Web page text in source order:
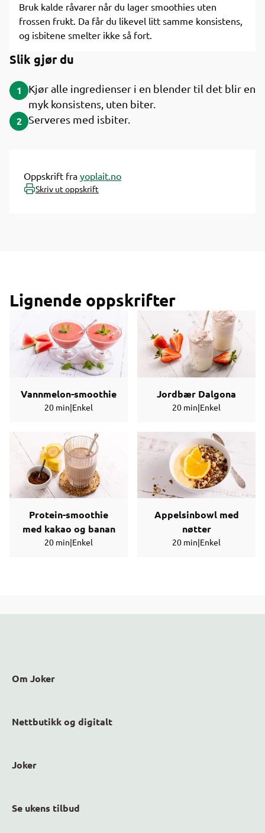
Bruk kalde råvarer når du lager smoothies uten
frossen frukt. Da får du likevel litt samme konsistens,
og isbitene smelter ikke så fort.
Slik gjør du
1
Kjør alle ingredienser i en blender til det blir en
myk konsistens, uten biter.
2 Serveres med isbiter.
Oppskrift fra yoplait.no
Skriv ut oppskrift
Lignende oppskrifter
Vannmelon-smoothie
20 min|Enkel
Jordbær Dalgona
20 min|Enkel
Protein-smoothie
med kakao og banan
20 min|Enkel
Appelsinbowl med
nøtter
20 min|Enkel
Om Joker
Nettbutikk og digitalt
Joker
Se ukens tilbud